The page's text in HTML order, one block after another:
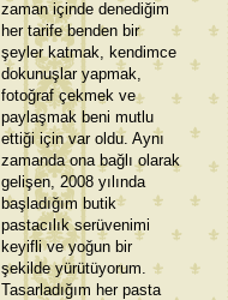
zaman içinde denediğim
her tarife benden bir
şeyler katmak, kendimce
dokunuşlar yapmak,
fotoğraf çekmek ve
paylaşmak beni mutlu
ettiği için var oldu. Aynı
zamanda ona bağlı olarak
gelişen, 2008 yılında
başladığım butik
pastacılık serüvenimi
keyifli ve yoğun bir
şekilde yürütüyorum.
Tasarladığım her pasta